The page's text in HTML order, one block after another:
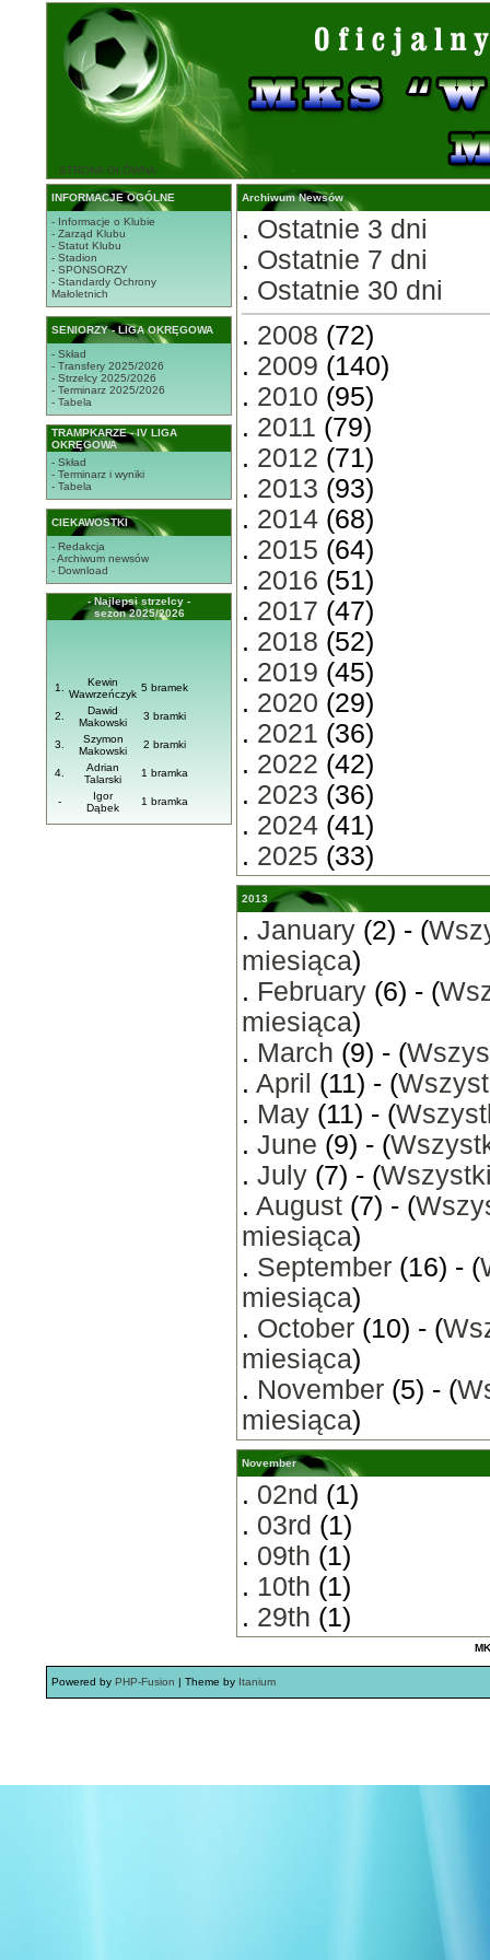
STRONA GŁÓWNA
INFORMACJE OGÓLNE
- Informacje o Klubie
- Zarząd Klubu
- Statut Klubu
- Stadion
- SPONSORZY
- Standardy Ochrony
Małoletnich
SENIORZY - LIGA OKRĘGOWA
- Skład
- Transfery 2025/2026
- Strzelcy 2025/2026
- Terminarz 2025/2026
- Tabela
TRAMPKARZE - IV LIGA
OKRĘGOWA
- Skład
- Terminarz i wyniki
- Tabela
CIEKAWOSTKI
- Redakcja
- Archiwum newsów
- Download
- Najlepsi strzelcy -
sezon 2025/2026
1.
Kewin
Wawrzeńczyk
5 bramek
2.
Dawid
Makowski
3 bramki
3.
Szymon
Makowski
2 bramki
4.
Adrian
Talarski
1 bramka
-
Igor
Dąbek
1 bramka
Archiwum Newsów
. Ostatnie 3 dni
. Ostatnie 7 dni
. Ostatnie 30 dni
. 2008 (72)
. 2009 (140)
. 2010 (95)
. 2011 (79)
. 2012 (71)
. 2013 (93)
. 2014 (68)
. 2015 (64)
. 2016 (51)
. 2017 (47)
. 2018 (52)
. 2019 (45)
. 2020 (29)
. 2021 (36)
. 2022 (42)
. 2023 (36)
. 2024 (41)
. 2025 (33)
2013
. January (2) - (
miesiąca)
. February (6) - (
miesiąca)
. March (9) - (
. April (11) - (
. May (11) - (
. June (9) - (
. July (7) - (
. August (7) - (
miesiąca)
. September (16) - (
miesiąca)
. October (10) - (
miesiąca)
. November (5) - (
miesiąca)
November
. 02nd (1)
. 03rd (1)
. 09th (1)
. 10th (1)
. 29th (1)
Powered by PHP-Fusion | Theme by Itanium